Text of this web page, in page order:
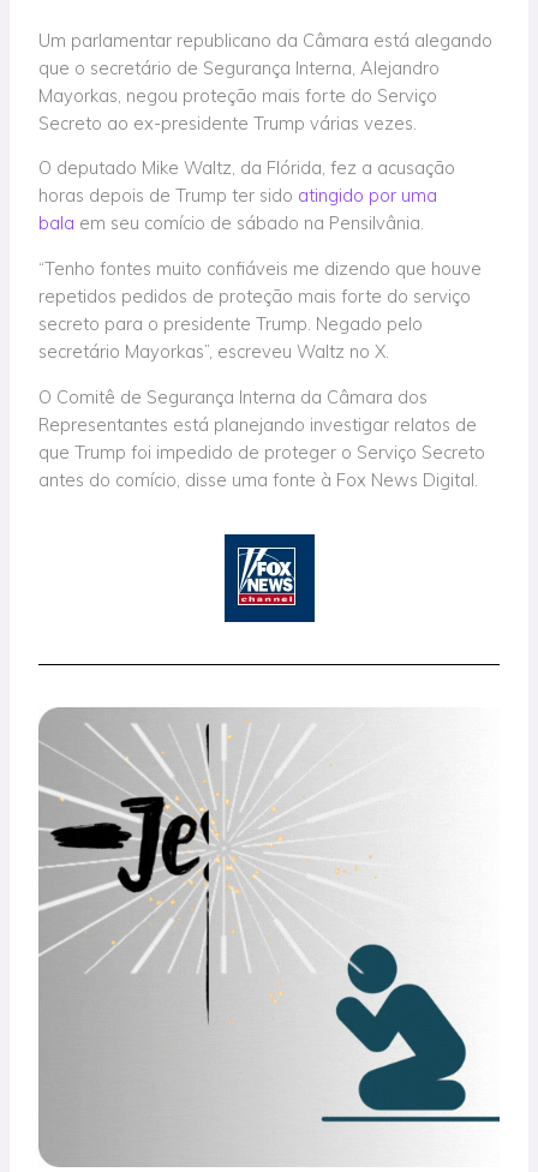
Um parlamentar republicano da Câmara está alegando
que o secretário de Segurança Interna, Alejandro
Mayorkas, negou proteção mais forte do Serviço
Secreto ao ex-presidente Trump várias vezes.
O deputado Mike Waltz, da Flórida, fez a acusação
horas depois de Trump ter sido atingido por uma
bala em seu comício de sábado na Pensilvânia.
“Tenho fontes muito confiáveis me dizendo que houve
repetidos pedidos de proteção mais forte do serviço
secreto para o presidente Trump. Negado pelo
secretário Mayorkas”, escreveu Waltz no X.
O Comitê de Segurança Interna da Câmara dos
Representantes está planejando investigar relatos de
que Trump foi impedido de proteger o Serviço Secreto
antes do comício, disse uma fonte à Fox News Digital.